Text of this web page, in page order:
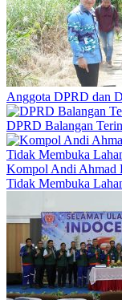
Anggota DPRD dan
DPRD Balangan
Kompol Andi Ahmad
Tidak Membuka